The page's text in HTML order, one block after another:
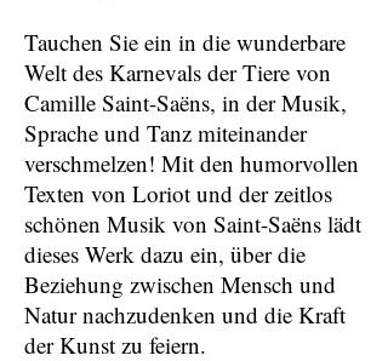
Tauchen Sie ein in die wunderbare
Welt des Karnevals der Tiere von
Camille Saint-Saëns, in der Musik,
Sprache und Tanz miteinander
verschmelzen! Mit den humorvollen
Texten von Loriot und der zeitlos
schönen Musik von Saint-Saëns lädt
dieses Werk dazu ein, über die
Beziehung zwischen Mensch und
Natur nachzudenken und die Kraft
der Kunst zu feiern.